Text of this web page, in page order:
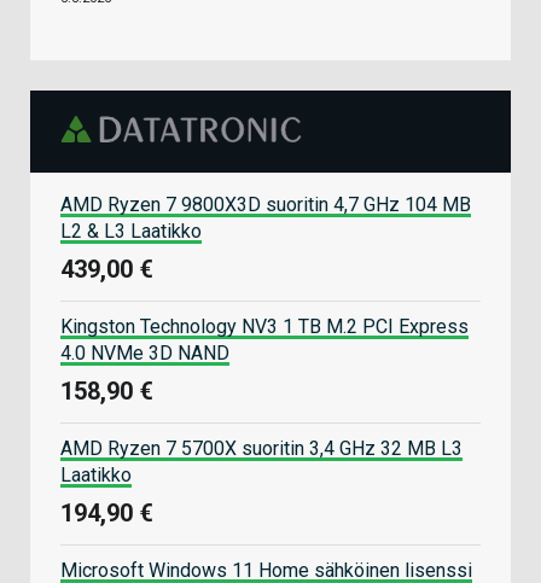
AMD Ryzen 7 9800X3D suoritin 4,7 GHz 104 MB
L2 & L3 Laatikko
439,00 €
Kingston Technology NV3 1 TB M.2 PCI Express
4.0 NVMe 3D NAND
158,90 €
AMD Ryzen 7 5700X suoritin 3,4 GHz 32 MB L3
Laatikko
194,90 €
Microsoft Windows 11 Home sähköinen lisenssi